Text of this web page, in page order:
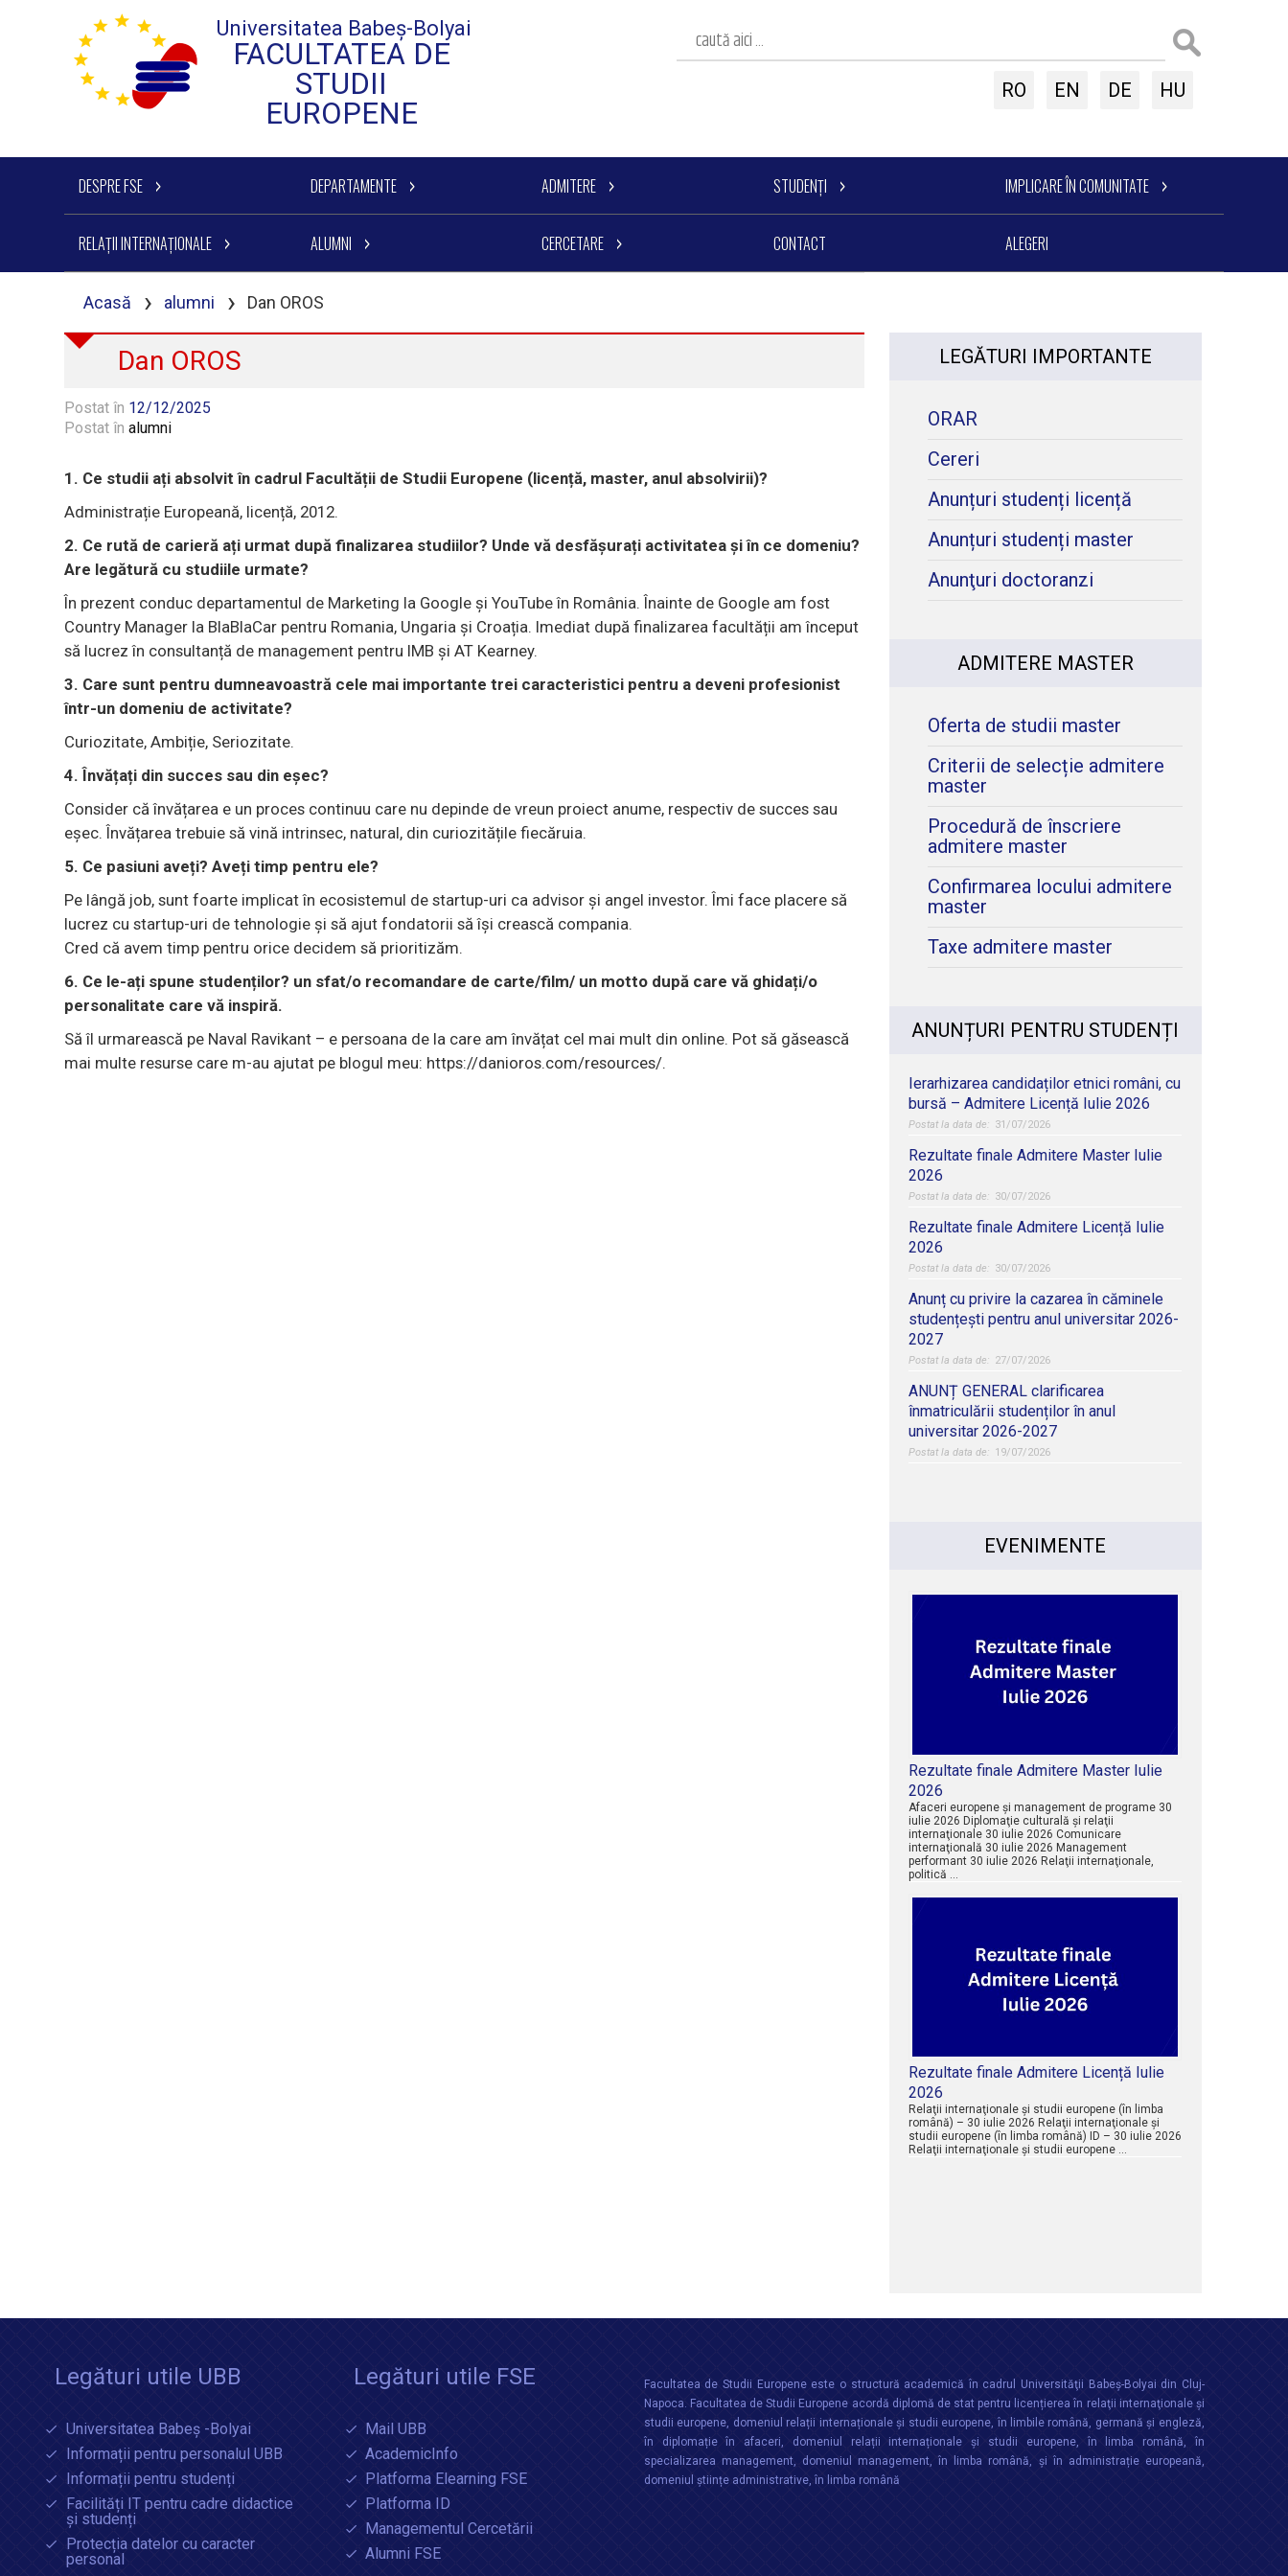
Universitatea Babeș-Bolyai
FACULTATEA DE
STUDII
EUROPENE
RO EN DE HU
DESPRE FSE DEPARTAMENTE ADMITERE STUDENȚI IMPLICARE ÎN COMUNITATE
RELAȚII INTERNAȚIONALE ALUMNI CERCETARE CONTACT ALEGERI
Acasă › alumni › Dan OROS
Dan OROS
Postat în 12/12/2025
Postat înalumni
1. Ce studii ați absolvit în cadrul Facultății de Studii Europene (licență, master, anul absolvirii)?
Administrație Europeană, licență, 2012.
2. Ce rută de carieră ați urmat după finalizarea studiilor? Unde vă desfășurați activitatea și în ce domeniu?
Are legătură cu studiile urmate?
În prezent conduc departamentul de Marketing la Google și YouTube în România. Înainte de Google am fost
Country Manager la BlaBlaCar pentru Romania, Ungaria și Croația. Imediat după finalizarea facultății am început
să lucrez în consultanță de management pentru IMB și AT Kearney.
3. Care sunt pentru dumneavoastră cele mai importante trei caracteristici pentru a deveni profesionist
într-un domeniu de activitate?
Curiozitate, Ambiție, Seriozitate.
4. Învățați din succes sau din eșec?
Consider că învățarea e un proces continuu care nu depinde de vreun proiect anume, respectiv de succes sau
eșec. Învățarea trebuie să vină intrinsec, natural, din curiozitățile fiecăruia.
5. Ce pasiuni aveți? Aveți timp pentru ele?
Pe lângă job, sunt foarte implicat în ecosistemul de startup-uri ca advisor și angel investor. Îmi face placere să
lucrez cu startup-uri de tehnologie și să ajut fondatorii să își crească compania.
Cred că avem timp pentru orice decidem să prioritizăm.
6. Ce le-ați spune studenților? un sfat/o recomandare de carte/film/ un motto după care vă ghidați/o
personalitate care vă inspiră.
Să îl urmarească pe Naval Ravikant – e persoana de la care am învățat cel mai mult din online. Pot să găsească
mai multe resurse care m-au ajutat pe blogul meu: https://danioros.com/resources/.
LEGĂTURI IMPORTANTE
ORAR
Cereri
Anunțuri studenți licență
Anunțuri studenți master
Anunţuri doctoranzi
ADMITERE MASTER
Oferta de studii master
Criterii de selecție admitere
master
Procedură de înscriere
admitere master
Confirmarea locului admitere
master
Taxe admitere master
ANUNȚURI PENTRU STUDENȚI
Ierarhizarea candidaților etnici români, cu
bursă – Admitere Licență Iulie 2026
31/07/2026
Rezultate finale Admitere Master Iulie
2026
30/07/2026
Rezultate finale Admitere Licență Iulie
2026
30/07/2026
Anunț cu privire la cazarea în căminele
studențești pentru anul universitar 2026-
2027
27/07/2026
ANUNȚ GENERAL clarificarea
înmatriculării studenților în anul
universitar 2026-2027
19/07/2026
EVENIMENTE
Rezultate finale Admitere Master Iulie
2026
Afaceri europene şi management de programe 30
iulie 2026 Diplomaţie culturală şi relaţii
internaţionale 30 iulie 2026 Comunicare
internaţională 30 iulie 2026 Management
performant 30 iulie 2026 Relaţii internaţionale,
politică …
Rezultate finale Admitere Licență Iulie
2026
Relaţii internaţionale şi studii europene (în limba
română) – 30 iulie 2026 Relaţii internaţionale şi
studii europene (în limba română) ID – 30 iulie 2026
Relaţii internaţionale şi studii europene …
Legături utile UBB
Universitatea Babeș -Bolyai
Informații pentru personalul UBB
Informații pentru studenți
Facilități IT pentru cadre didactice
și studenți
Protecția datelor cu caracter
personal
Legături utile FSE
Mail UBB
AcademicInfo
Platforma Elearning FSE
Platforma ID
Managementul Cercetării
Alumni FSE
Facultatea de Studii Europene este o structură academică în cadrul Universităţii Babeș-Bolyai din Cluj-
Napoca. Facultatea de Studii Europene acordă diplomă de stat pentru licențierea în relaţii internaţionale şi
studii europene, domeniul relații internaționale şi studii europene, în limbile română, germană și engleză,
în diplomație în afaceri, domeniul relații internaționale și studii europene, în limba română, în
specializarea management, domeniul management, în limba română, și în administrație europeană,
domeniul științe administrative, în limba română